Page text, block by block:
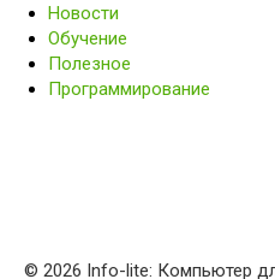
Новости
Обучение
Полезное
Программирование
© 2026 Info-lite: Компьютер